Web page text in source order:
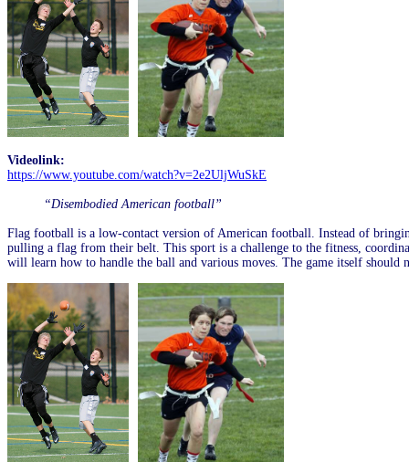
Videolink:
https://www.youtube.com/watch?v=2e2UljWuSkE
“Disembodied American football”
Flag football is a low-contact version of American football. Instead of
pulling a flag from their belt. This sport is a challenge to the fitness,
will learn how to handle the ball and various moves. The game itself should